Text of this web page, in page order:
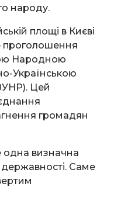
народу.
площі в Києві
проголошення
Народною
Українською
Цей
громадян
одна визначна
державності. Саме